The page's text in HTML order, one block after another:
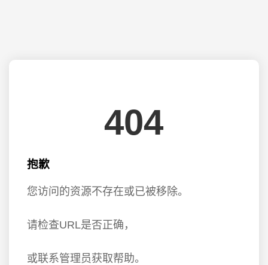
404
抱歉
您访问的资源不存在或已被移除。
请检查URL是否正确，
或联系管理员获取帮助。